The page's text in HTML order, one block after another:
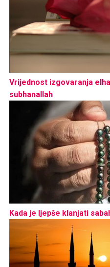
Vrijednost izgovaranja
subhanallah
Kada je ljepše klanjati